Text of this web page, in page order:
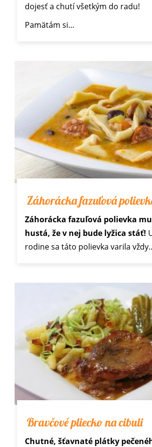
dojesť a chutí všetkým do radu!
Pamätám si…
Záhorácka fazuľová
Záhorácka fazuľová polievka
hustá, že v nej bude lyžica stáť!
rodine sa táto polievka varila
Bravčové pliecko na cibuli
Chutné, šťavnaté plátky